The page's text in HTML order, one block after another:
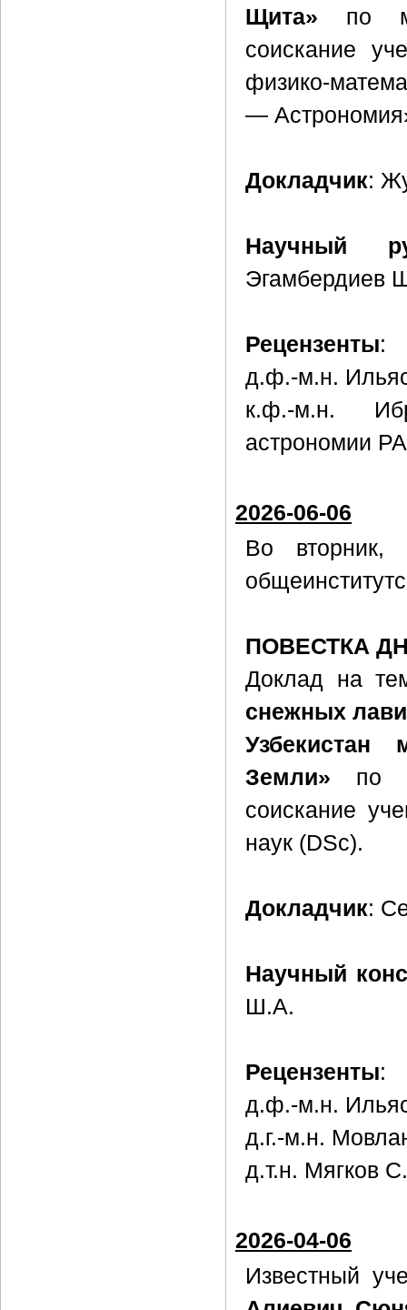
Щита» по
соискание
физико-
—
Докладчик:
Научный
Эгамбердиев
Рецензенты:
д.ф.-м.н.
к.ф.-м.н.
астрономии
2026-06-06
Во вторник,
ПОВЕСТКА
Доклад на
снежных
Узбекистан
Земли» по
соискание
наук (DSc).
Докладчик:
Научный
Ш.А.
Рецензенты:
д.ф.-м.н.
д.г.-м.н.
д.т.н. Мягков
2026-04-06
Известный